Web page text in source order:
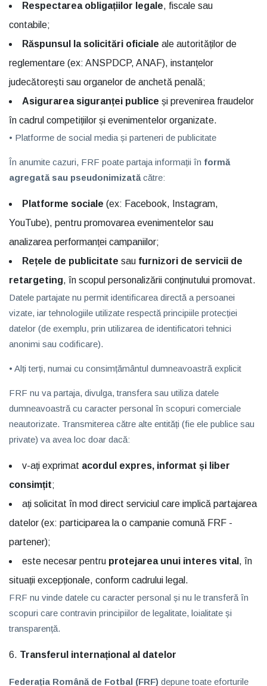
Respectarea obligațiilor legale, fiscale sau
contabile;
Răspunsul la solicitări oficiale ale autorităților de
reglementare (ex: ANSPDCP, ANAF), instanțelor
judecătorești sau organelor de anchetă penală;
Asigurarea siguranței publice și prevenirea fraudelor
în cadrul competițiilor și evenimentelor organizate.
• Platforme de social media și parteneri de publicitate
În anumite cazuri, FRF poate partaja informații în formă
agregată sau pseudonimizată către:
Platforme sociale (ex: Facebook, Instagram,
YouTube), pentru promovarea evenimentelor sau
analizarea performanței campaniilor;
Rețele de publicitate sau furnizori de servicii de
retargeting, în scopul personalizării conținutului promovat.
Datele partajate nu permit identificarea directă a persoanei
vizate, iar tehnologiile utilizate respectă principiile protecției
datelor (de exemplu, prin utilizarea de identificatori tehnici
anonimi sau codificare).
• Alți terți, numai cu consimțământul dumneavoastră explicit
FRF nu va partaja, divulga, transfera sau utiliza datele
dumneavoastră cu caracter personal în scopuri comerciale
neautorizate. Transmiterea către alte entități (fie ele publice sau
private) va avea loc doar dacă:
v-ați exprimat acordul expres, informat și liber
consimțit;
ați solicitat în mod direct serviciul care implică partajarea
datelor (ex: participarea la o campanie comună FRF -
partener);
este necesar pentru protejarea unui interes vital , în
situații excepționale, conform cadrului legal.
FRF nu vinde datele cu caracter personal și nu le transferă în
scopuri care contravin principiilor de legalitate, loialitate și
transparență.
Transferul internațional al datelor
Federația Română de Fotbal (FRF) depune toate eforturile